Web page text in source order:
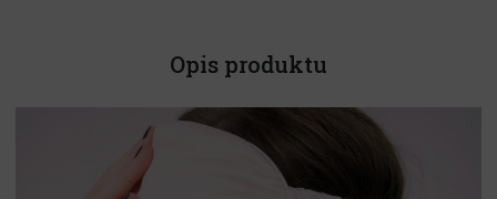
Opis produktu